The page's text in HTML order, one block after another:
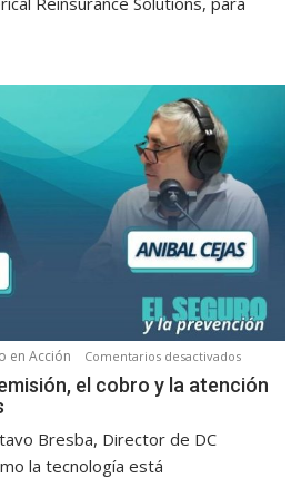
de
en Acción Comentarios desactivadosen
Así
el cobro y la atención
Bresba, Director de DC
la tecnología está